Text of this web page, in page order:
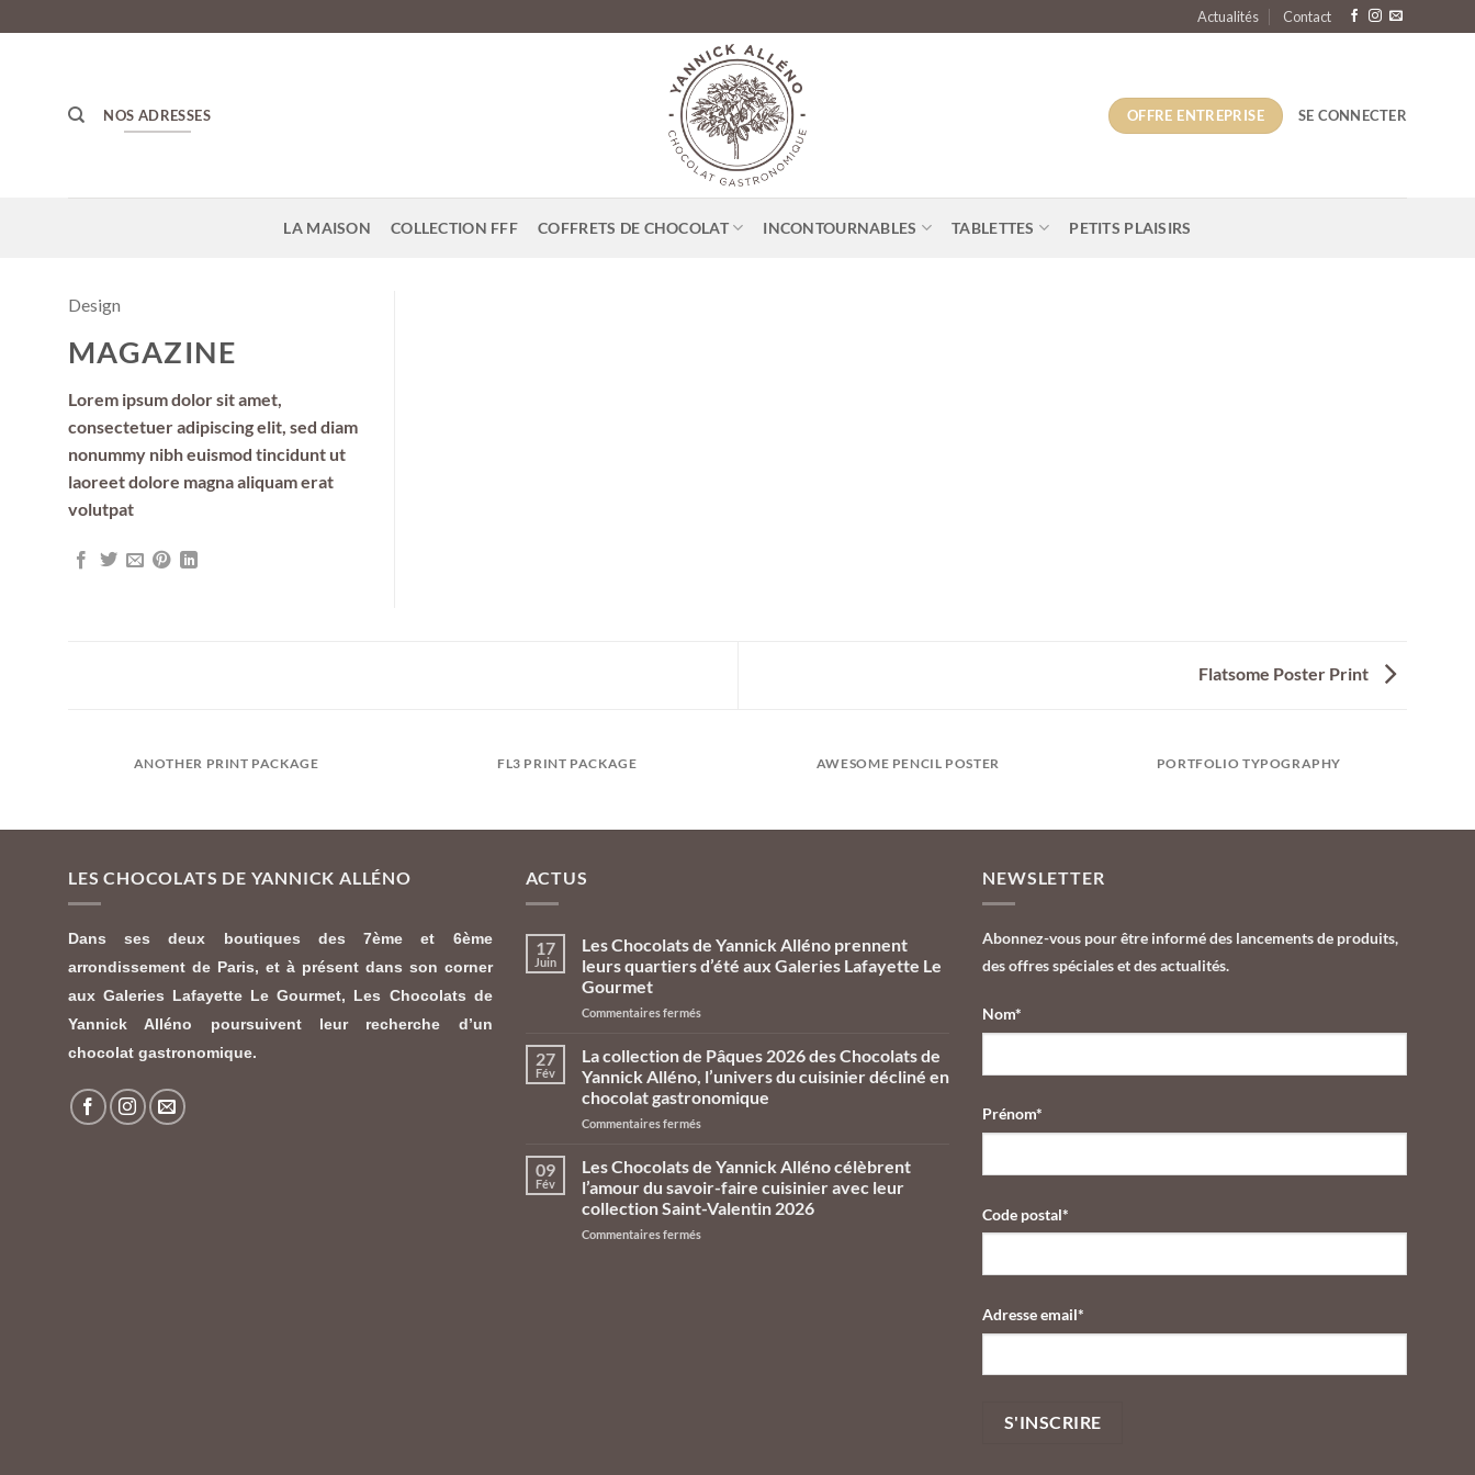
au
Actualités Contact
NOS ADRESSES OFFRE ENTREPRISE SE CONNECTER
LA MAISON COLLECTION FFF COFFRETS DE CHOCOLAT INCONTOURNABLES TABLETTES PETITS PLAISIRS
Design
MAGAZINE
Lorem ipsum dolor sit amet,
consectetuer adipiscing elit, sed diam
nonummy nibh euismod tincidunt ut
laoreet dolore magna aliquam erat
volutpat
Flatsome Poster Print
ANOTHER PRINT PACKAGE FL3 PRINT PACKAGE AWESOME PENCIL POSTER PORTFOLIO TYPOGRAPHY
LES CHOCOLATS DE YANNICK ALLÉNO
Dans ses deux boutiques des 7ème et 6ème
arrondissement de Paris, et à présent dans son corner
aux Galeries Lafayette Le Gourmet, Les Chocolats de
Yannick Alléno poursuivent leur recherche d’un
chocolat gastronomique.
ACTUS
17
Juin
Les Chocolats de Yannick Alléno prennent
leurs quartiers d’été aux Galeries Lafayette Le
Gourmet
Commentaires ferméssur
Chocolats
de
Yannick
Alléno
prennent
quartiers
d’été
aux
Galeries
Lafayette
27
Fév
La collection de Pâques 2026 des Chocolats de
Yannick Alléno, l’univers du cuisinier décliné en
chocolat gastronomique
Commentaires ferméssur
collection
Pâques
2026
des
09
Fév
Les Chocolats de Yannick Alléno célèbrent
l’amour du savoir-faire cuisinier avec leur
collection Saint-Valentin 2026
Commentaires ferméssur
NEWSLETTER
Abonnez-vous pour être informé des lancements de produits,
des offres spéciales et des actualités.
Nom*
Prénom*
Code postal*
Adresse email*